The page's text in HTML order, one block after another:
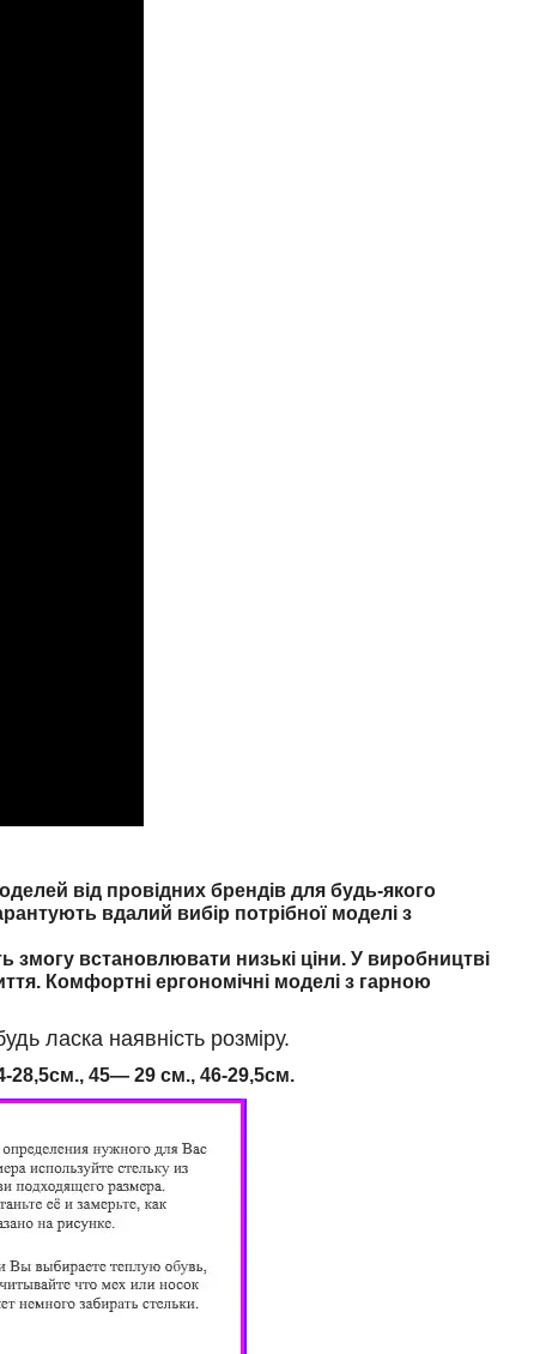
від провідних брендів для будь-якого
вдалий вибір потрібної моделі з
змогу встановлювати низькі ціни. У виробництві
Комфортні ергономічні моделі з гарною
ласка наявність розміру.
-28,5см., 45— 29 см., 46-29,5см.